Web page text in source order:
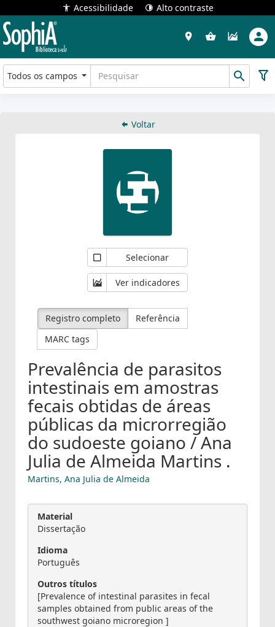
Acessibilidade Alto contraste
Todos os campos
Voltar
Selecionar
Ver indicadores
Registro completo
Referência
MARC tags
Prevalência de parasitos
intestinais em amostras
fecais obtidas de áreas
públicas da microrregião
do sudoeste goiano / Ana
Julia de Almeida Martins .
Martins, Ana Julia de Almeida
Material
Dissertação
Idioma
Português
Outros títulos
[Prevalence of intestinal parasites in fecal
samples obtained from public areas of the
southwest goiano microregion ]